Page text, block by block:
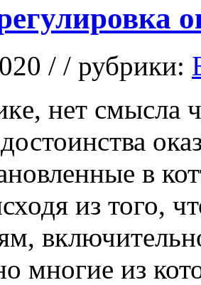
/ / рубрики:
нет смысла
в
из того,
многие из